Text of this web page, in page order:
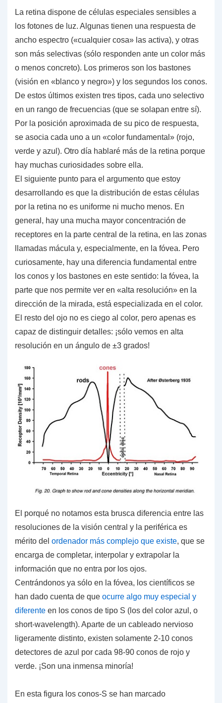
La retina dispone de células especiales sensibles a
los fotones de luz. Algunas tienen una respuesta de
ancho espectro («cualquier cosa» las activa), y otras
son más selectivas (sólo responden ante un color más
o menos concreto). Los primeros son los bastones
(visión en «blanco y negro») y los segundos los conos.
De estos últimos existen tres tipos, cada uno selectivo
en un rango de frecuencias (que se solapan entre sí).
Por la posición aproximada de su pico de respuesta,
se asocia cada uno a un «color fundamental» (rojo,
verde y azul). Otro día hablaré más de la retina porque
hay muchas curiosidades sobre ella.
El siguiente punto para el argumento que estoy
desarrollando es que la distribución de estas células
por la retina no es uniforme ni mucho menos. En
general, hay una mucha mayor concentración de
receptores en la parte central de la retina, en las zonas
llamadas mácula y, especialmente, en la fóvea. Pero
curiosamente, hay una diferencia fundamental entre
los conos y los bastones en este sentido: la fóvea, la
parte que nos permite ver en «alta resolución» en la
dirección de la mirada, está especializada en el color.
El resto del ojo no es ciego al color, pero apenas es
capaz de distinguir detalles: ¡sólo vemos en alta
resolución en un ángulo de ±3 grados!
El porqué no notamos esta brusca diferencia entre las
resoluciones de la visión central y la periférica es
mérito del ordenador más complejo que existe, que se
encarga de completar, interpolar y extrapolar la
información que no entra por los ojos.
Centrándonos ya sólo en la fóvea, los científicos se
han dado cuenta de que ocurre algo muy especial y
diferente en los conos de tipo S (los del color azul, o
short-wavelength). Aparte de un cableado nervioso
ligeramente distinto, existen solamente 2-10 conos
detectores de azul por cada 98-90 conos de rojo y
verde. ¡Son una inmensa minoría!
En esta figura los conos-S se han marcado